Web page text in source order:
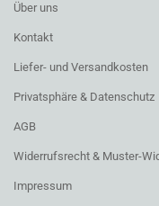
Über uns
Kontakt
Liefer- und Versandkosten
Privatsphäre & Datenschutz
AGB
Widerrufsrecht & Muster-
Impressum